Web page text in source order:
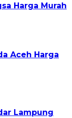
Harga Murah
Aceh Harga
Lampung